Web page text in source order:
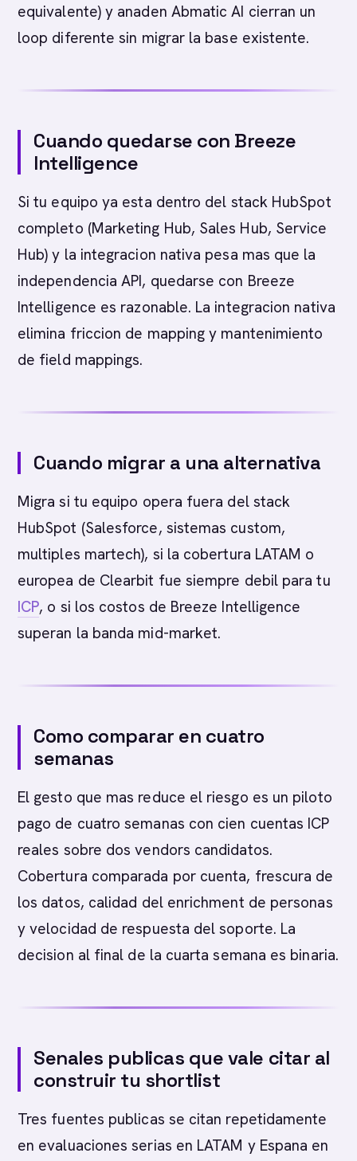
equivalente) y anaden Abmatic AI cierran un
loop diferente sin migrar la base existente.
Cuando quedarse con Breeze
Intelligence
Si tu equipo ya esta dentro del stack HubSpot
completo (Marketing Hub, Sales Hub, Service
Hub) y la integracion nativa pesa mas que la
independencia API, quedarse con Breeze
Intelligence es razonable. La integracion nativa
elimina friccion de mapping y mantenimiento
de field mappings.
Cuando migrar a una alternativa
Migra si tu equipo opera fuera del stack
HubSpot (Salesforce, sistemas custom,
multiples martech), si la cobertura LATAM o
europea de Clearbit fue siempre debil para tu
ICP, o si los costos de Breeze Intelligence
superan la banda mid-market.
Como comparar en cuatro
semanas
El gesto que mas reduce el riesgo es un piloto
pago de cuatro semanas con cien cuentas ICP
reales sobre dos vendors candidatos.
Cobertura comparada por cuenta, frescura de
los datos, calidad del enrichment de personas
y velocidad de respuesta del soporte. La
decision al final de la cuarta semana es binaria.
Senales publicas que vale citar al
construir tu shortlist
Tres fuentes publicas se citan repetidamente
en evaluaciones serias en LATAM y Espana en